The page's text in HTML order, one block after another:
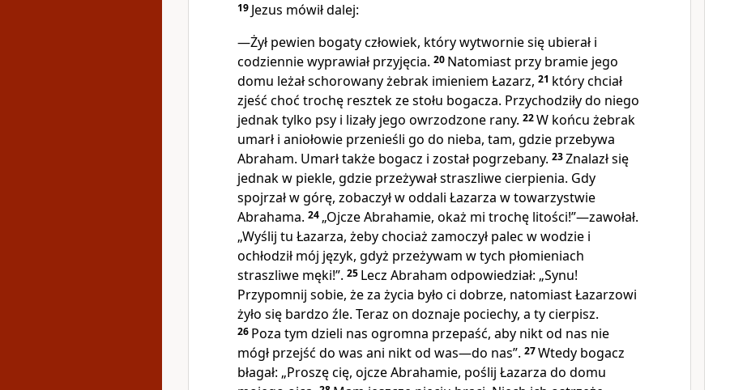
19 Jezus mówił dalej:
—Żył pewien bogaty człowiek, który wytwornie się ubierał i
codziennie wyprawiał przyjęcia. 20 Natomiast przy bramie jego
domu leżał schorowany żebrak imieniem Łazarz, 21 który chciał
zjeść choć trochę resztek ze stołu bogacza. Przychodziły do niego
jednak tylko psy i lizały jego owrzodzone rany. 22W końcu żebrak
umarł i aniołowie przenieśli go do nieba, tam, gdzie przebywa
Abraham. Umarł także bogacz i został pogrzebany. 23Znalazł się
jednak w piekle, gdzie przeżywał straszliwe cierpienia. Gdy
spojrzał w górę, zobaczył w oddali Łazarza w towarzystwie
Abrahama. 24 „Ojcze Abrahamie, okaż mi trochę litości!”—zawołał.
„Wyślij tu Łazarza, żeby chociaż zamoczył palec w wodzie i
ochłodził mój język, gdyż przeżywam w tych płomieniach
straszliwe męki!”. 25 Lecz Abraham odpowiedział: „Synu!
Przypomnij sobie, że za życia było ci dobrze, natomiast Łazarzowi
żyło się bardzo źle. Teraz on doznaje pociechy, a ty cierpisz.
26 Poza tym dzieli nas ogromna przepaść, aby nikt od nas nie
mógł przejść do was ani nikt od was—do nas”. 27Wtedy bogacz
błagał: „Proszę cię, ojcze Abrahamie, poślij Łazarza do domu